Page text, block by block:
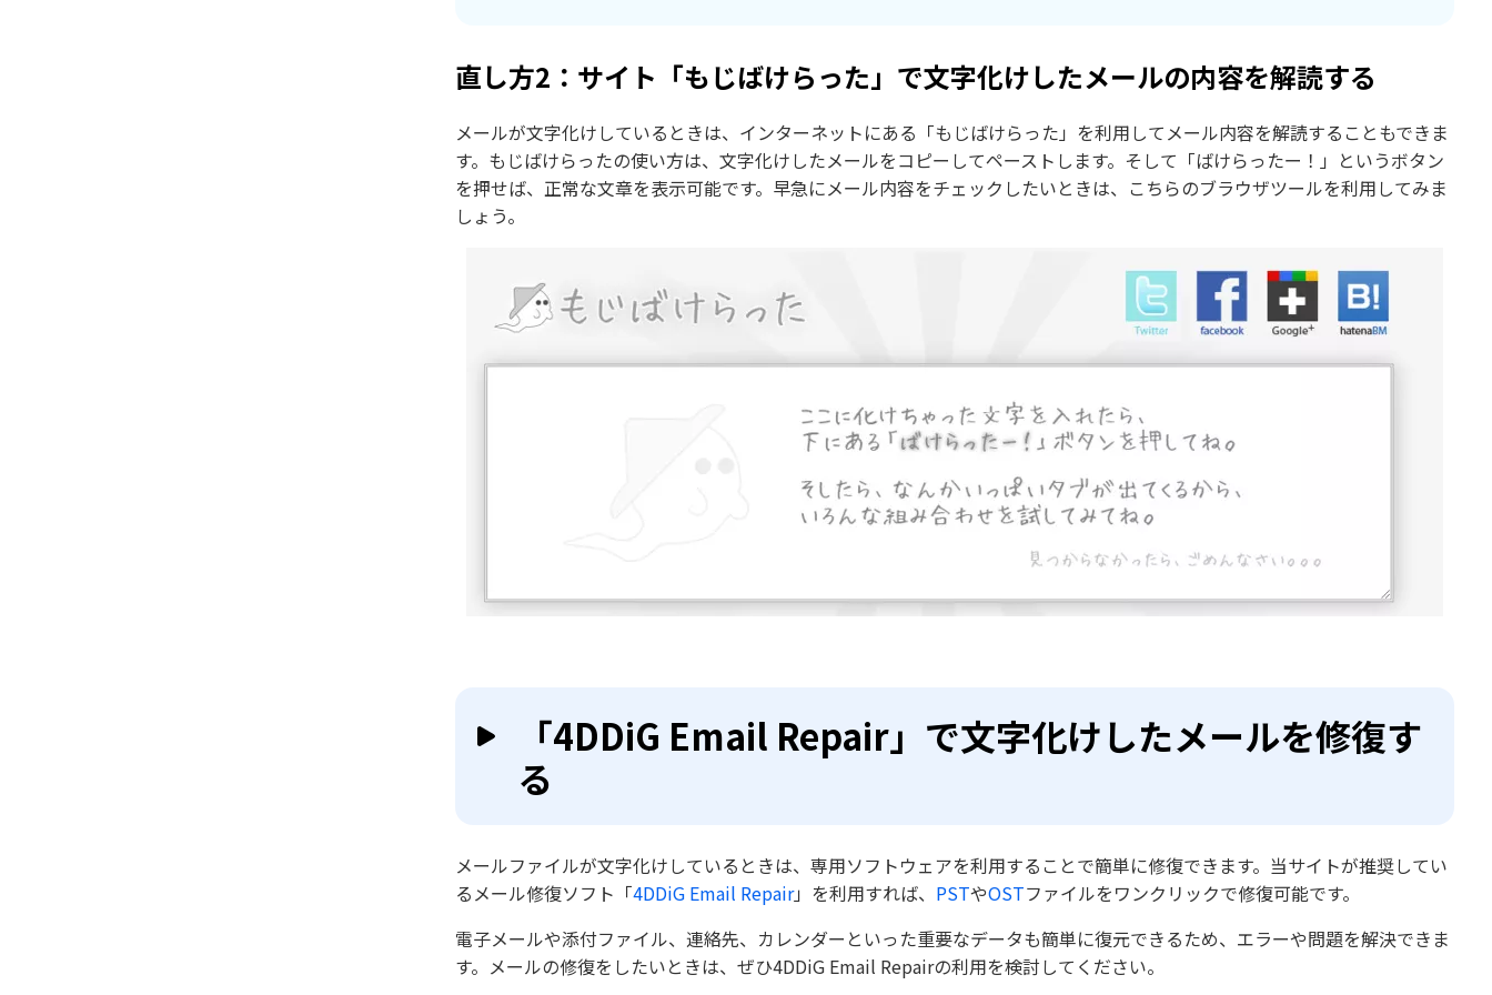
直し方2：サイト「もじばけらった」で文字化けしたメールの内容を解読する
メールが文字化けしているときは、インターネットにある「もじばけらった」を利用してメール内容を解読することもできま
す。もじばけらったの使い方は、文字化けしたメールをコピーしてペーストします。そして「ばけらったー！」というボタン
を押せば、正常な文章を表示可能です。早急にメール内容をチェックしたいときは、こちらのブラウザツールを利用してみま
しょう。
「4DDiG Email Repair」で文字化けしたメールを修復す
る
メールファイルが文字化けしているときは、専用ソフトウェアを利用することで簡単に修復できます。当サイトが推奨してい
るメール修復ソフト「4DDiG Email Repair」を利用すれば、 PSTやOSTファイルをワンクリックで修復可能です。
電子メールや添付ファイル、連絡先、カレンダーといった重要なデータも簡単に復元できるため、エラーや問題を解決できま
す。メールの修復をしたいときは、ぜひ4DDiG Email Repairの利用を検討してください。